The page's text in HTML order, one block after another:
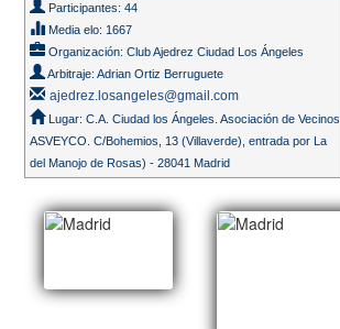
Participantes: 44
Media elo: 1667
Organización: Club Ajedrez Ciudad Los Ángeles
Arbitraje: Adrian Ortiz Berruguete
ajedrez.losangeles@gmail.com
Lugar: C.A. Ciudad los Ángeles. Asociación de Vecinos
ASVEYCO. C/Bohemios, 13 (Villaverde), entrada por La
del Manojo de Rosas) - 28041 Madrid